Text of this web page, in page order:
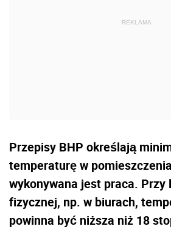
Przepisy BHP określają
temperaturę w
wykonywana jest praca. Przy
fizycznej, np. w biurach,
powinna być niższa niż 18